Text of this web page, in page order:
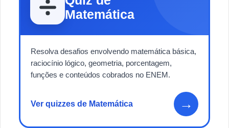
Matemática
Resolva desafios envolvendo matemática básica,
raciocínio lógico, geometria, porcentagem,
funções e conteúdos cobrados no ENEM.
Ver quizzes de Matemática →